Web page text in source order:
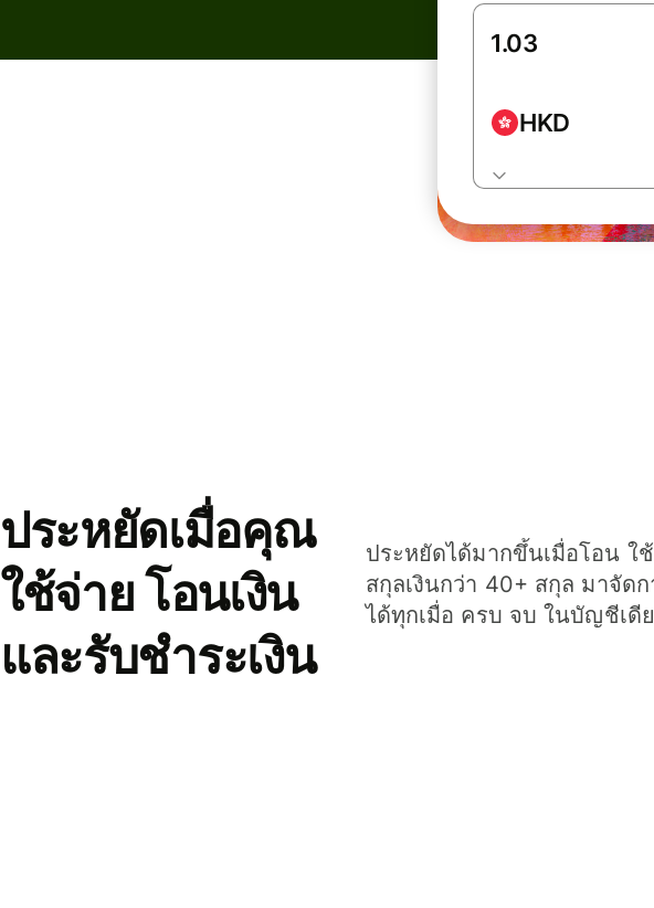
HKD
ประหยัดเมื่อคุณ
ใช้จ่าย โอนเงิน
และรับชำระเงิน
ประหยัดได้มากขึ้นเมื่อโอน ใ
สกุลเงินกว่า 40+ สกุล มาจัด
ได้ทุกเมื่อ ครบ จบ ในบัญชีเดี